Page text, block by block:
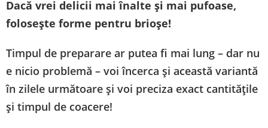
Dacă vrei delicii mai înalte și mai pufoase,
folosește forme pentru brioșe!
Timpul de preparare ar putea fi mai lung – dar nu
e nicio problemă – voi încerca și această variantă
în zilele următoare și voi preciza exact cantitățile
și timpul de coacere!